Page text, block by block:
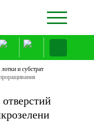
и субстрат